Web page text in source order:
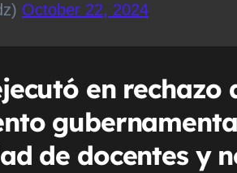
October 22, 2024
en rechazo
de docentes y